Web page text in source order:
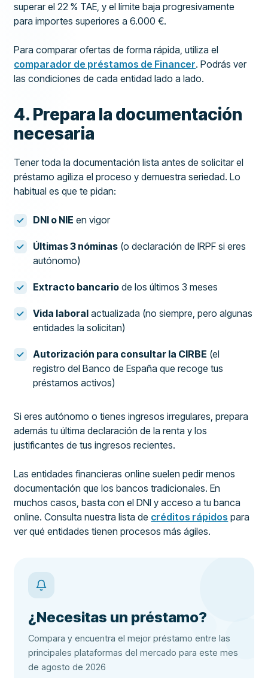
superar el 22 % TAE, y el límite baja progresivamente
para importes superiores a 6.000 €.
Para comparar ofertas de forma rápida, utiliza el
comparador de préstamos de Financer. Podrás ver
las condiciones de cada entidad lado a lado.
4. Prepara la documentación
necesaria
Tener toda la documentación lista antes de solicitar el
préstamo agiliza el proceso y demuestra seriedad. Lo
habitual es que te pidan:
DNI o NIE en vigor
Últimas 3 nóminas (o declaración de IRPF si eres
autónomo)
Extracto bancario de los últimos 3 meses
Vida laboral actualizada (no siempre, pero algunas
entidades la solicitan)
Autorización para consultar la CIRBE (el
registro del Banco de España que recoge tus
préstamos activos)
Si eres autónomo o tienes ingresos irregulares, prepara
además tu última declaración de la renta y los
justificantes de tus ingresos recientes.
Las entidades financieras online suelen pedir menos
documentación que los bancos tradicionales. En
muchos casos, basta con el DNI y acceso a tu banca
online. Consulta nuestra lista de créditos rápidos para
ver qué entidades tienen procesos más ágiles.
¿Necesitas un préstamo?
Compara y encuentra el mejor préstamo entre las
principales plataformas del mercado para este mes
de agosto de 2026